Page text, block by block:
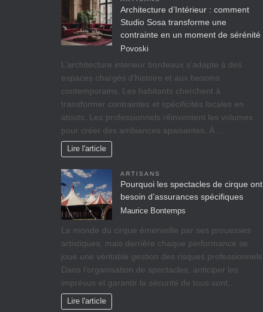
Architecture d’Intérieur : comment
Studio Sosa transforme une
contrainte en un moment de sérénité
Povoski
L’architecture interieur bordeaux s’adapte à des
espaces chargés d’histoire et aux besoins
contemporains. Les habitants cherchent à
transformer contraintes et spécificités locales en
atouts. Les professionnels réinventent les volumes
pour créer des ambiances apaisantes. À…
Lire l'article
ARTISANS
Pourquoi les spectacles de cirque ont
besoin d’assurances spécifiques
Maurice Bontemps
Le monde du cirque émerveille par ses prouesses
artistiques, mais derrière chaque performance se
joue une véritable gestion des risques professionnels.
Dans l’organisation de spectacles, anticiper les
imprévus et garantir la sécurité de tous sont…
Lire l'article